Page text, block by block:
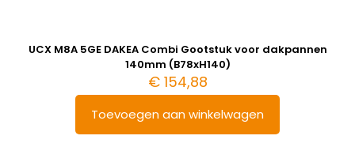
UCX M8A 5GE DAKEA Combi Gootstuk voor dakpannen
140mm (B78xH140)
€154,88
Toevoegen aan winkelwagen